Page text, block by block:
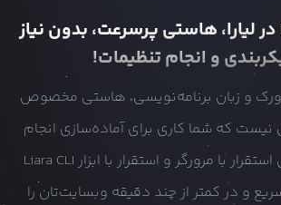
در لیارا، هاستی پرسرعت، بدون نیاز
و انجام تنظیمات!
و زبان برنامه‌نویسی، هاستی مخصوص
نیست که شما کاری برای آماده‌سازی انجام
دهید. با دو روش استقرار با مرورگر و استقرار با ابزار Liara CLI
و در کمتر از چند دقیقه وبسایت‌تان را